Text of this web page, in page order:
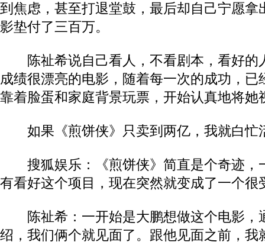
到焦虑，甚至打退堂鼓，最后却自己宁愿拿
影垫付了三百万。
陈祉希说自己看人，不看剧本，看好的
成绩很漂亮的电影，随着每一次的成功，已
靠着脸蛋和家庭背景玩票，开始认真地将她
如果《煎饼侠》只卖到两亿，我就白忙
搜狐娱乐：《煎饼侠》简直是个奇迹，
有看好这个项目，现在突然就变成了一个很
陈祉希：一开始是大鹏想做这个电影，
绍，我们俩个就见面了。跟他见面之前，我